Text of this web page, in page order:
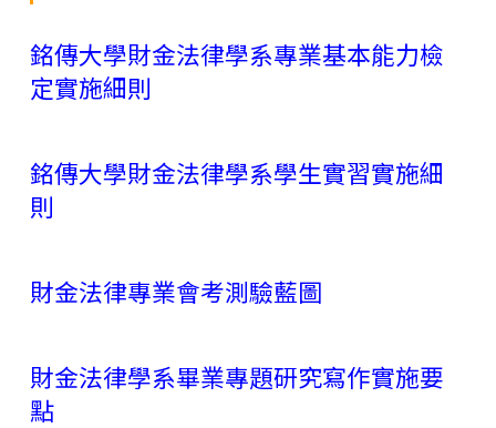
銘傳大學財金法律學系專業基本能力檢
定實施細則
銘傳大學財金法律學系學生實習實施細
則
財金法律專業會考測驗藍圖
財金法律學系畢業專題研究寫作實施要
點